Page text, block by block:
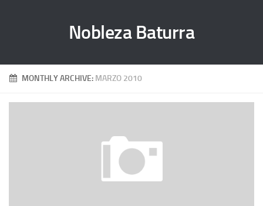
Nobleza Baturra
MONTHLY ARCHIVE: MARZO 2010